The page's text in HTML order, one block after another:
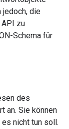
jedoch, die
API zu
Schema für
des
an. Sie können
nicht tun soll.